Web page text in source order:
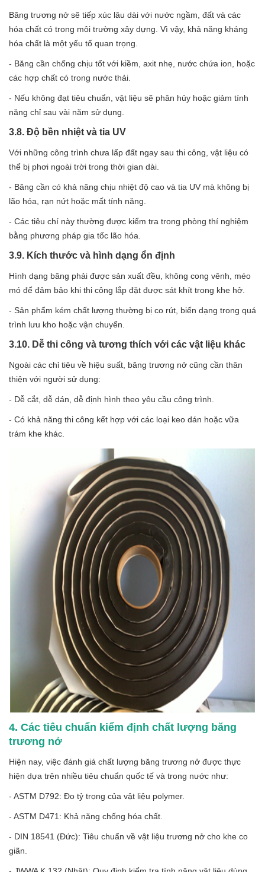
Băng trương nở sẽ tiếp xúc lâu dài với nước ngầm, đất và các
hóa chất có trong môi trường xây dựng. Vì vậy, khả năng kháng
hóa chất là một yếu tố quan trọng.
- Băng cần chống chịu tốt với kiềm, axit nhẹ, nước chứa ion, hoặc
các hợp chất có trong nước thải.
- Nếu không đạt tiêu chuẩn, vật liệu sẽ phân hủy hoặc giảm tính
năng chỉ sau vài năm sử dụng.
3.8. Độ bền nhiệt và tia UV
Với những công trình chưa lấp đất ngay sau thi công, vật liệu có
thể bị phơi ngoài trời trong thời gian dài.
- Băng cần có khả năng chịu nhiệt độ cao và tia UV mà không bị
lão hóa, rạn nứt hoặc mất tính năng.
- Các tiêu chí này thường được kiểm tra trong phòng thí nghiệm
bằng phương pháp gia tốc lão hóa.
3.9. Kích thước và hình dạng ổn định
Hình dạng băng phải được sản xuất đều, không cong vênh, méo
mó để đảm bảo khi thi công lắp đặt được sát khít trong khe hở.
- Sản phẩm kém chất lượng thường bị co rút, biến dạng trong quá
trình lưu kho hoặc vận chuyển.
3.10. Dễ thi công và tương thích với các vật liệu khác
Ngoài các chỉ tiêu về hiệu suất, băng trương nở cũng cần thân
thiện với người sử dụng:
- Dễ cắt, dễ dán, dễ định hình theo yêu cầu công trình.
- Có khả năng thi công kết hợp với các loại keo dán hoặc vữa
trám khe khác.
4. Các tiêu chuẩn kiểm định chất lượng băng
trương nở
Hiện nay, việc đánh giá chất lượng băng trương nở được thực
hiện dựa trên nhiều tiêu chuẩn quốc tế và trong nước như:
- ASTM D792: Đo tỷ trọng của vật liệu polymer.
- ASTM D471: Khả năng chống hóa chất.
- DIN 18541 (Đức): Tiêu chuẩn về vật liệu trương nở cho khe co
giãn.